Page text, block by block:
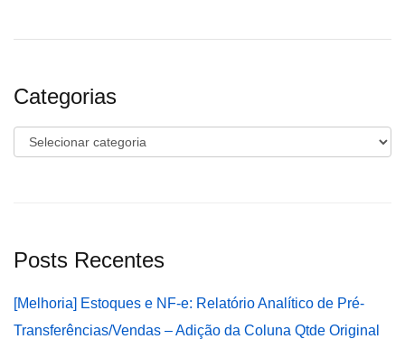
Categorias
Categorias
Posts Recentes
[Melhoria] Estoques e NF-e: Relatório Analítico de Pré-
Transferências/Vendas – Adição da Coluna Qtde Original